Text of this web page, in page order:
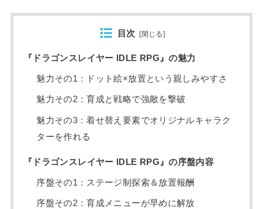
目次 [閉じる]
『ドラゴンスレイヤー IDLE RPG』の魅力
魅力その1：ドット絵×放置という親しみやすさ
魅力その2：育成と戦略で強敵を撃破
魅力その3：着せ替え要素でオリジナルキャラク
ターを作れる
『ドラゴンスレイヤー IDLE RPG』の序盤内容
序盤その1：ステージ制探索＆放置報酬
序盤その2：育成メニューが早めに解放